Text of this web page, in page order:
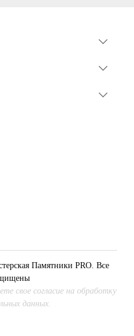
Памятники PRO. Все
свое согласие на обработку
данных.